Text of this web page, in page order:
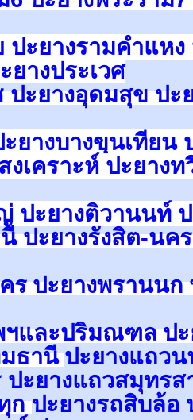
ปะยางรามคำแห
างประเวศ
ปะยางอุดมสุข ปะ
ยางบางขุนเทีย
งเคราะห์ ปะยาง
ปะยางติวานนท์
ปะยางรังสิต-นค
ร ปะยางพรานนก
ฯและปริมณฑล ป
มธานีปะยางแถวน
ปะยางแถวสมุทรส
กปะยางรถสิบล้อ